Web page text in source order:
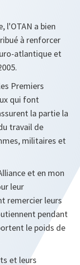
l'OTAN a bien
à renforcer
atlantique et
Premiers
qui font
la partie la
travail de
militaires et
et en mon
leur
remercier leurs
pendant
le poids de
et leurs